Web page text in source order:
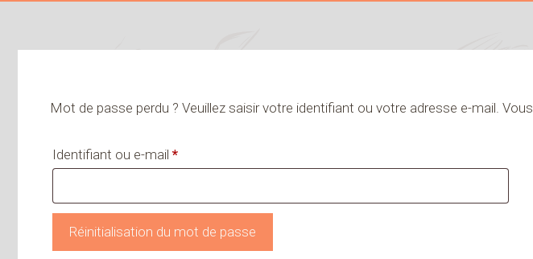
Mot de passe perdu ? Veuillez saisir votre identifiant ou votre adresse e-mail.
Identifiant ou e-mail *Obligatoire
Réinitialisation du mot de passe